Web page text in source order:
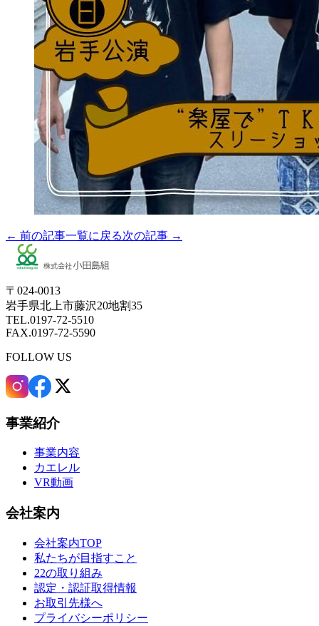
← 前の記事一覧に戻る次の記事 →
〒024-0013
岩手県北上市藤沢20地割35
TEL.0197-72-5510
FAX.0197-72-5590
FOLLOW US
事業紹介
事業内容
カエレル
VR動画
会社案内
会社案内TOP
私たちが目指すこと
22の取り組み
認定・認証取得情報
お取引先様へ
プライバシーポリシー